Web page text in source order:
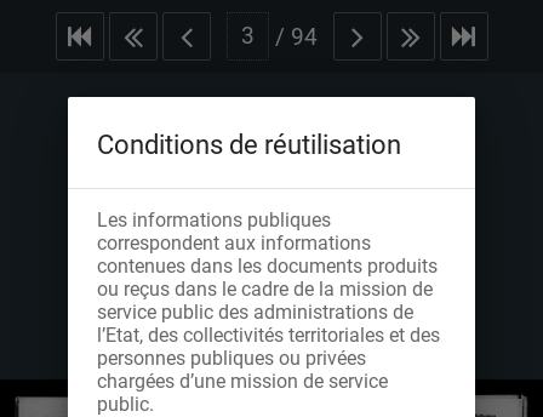
/ 94
Conditions de réutilisation
Les informations publiques
correspondent aux informations
contenues dans les documents produits
ou reçus dans le cadre de la mission de
service public des administrations de
l’Etat, des collectivités territoriales et des
personnes publiques ou privées
chargées d’une mission de service
public.